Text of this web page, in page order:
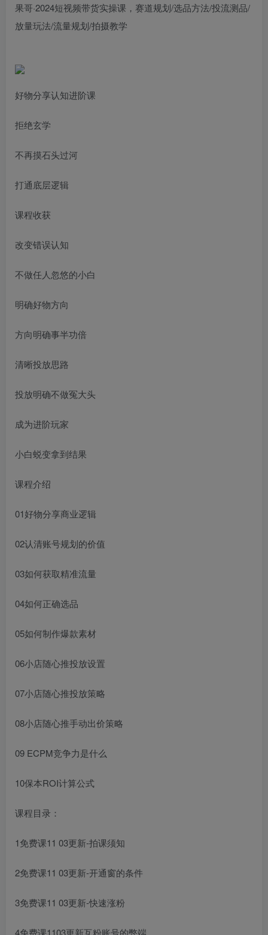
果哥·2024短视频带货实操课，​赛道规划/选品方法/投流测品/
放量玩法/流量规划/拍摄教学
好物分享认知进阶课
拒绝玄学
不再摸石头过河
打通底层逻辑
课程收获
改变错误认知
不做任人忽悠的小白
明确好物方向
方向明确事半功倍
清晰投放思路
投放明确不做冤大头
成为进阶玩家
小白蜕变拿到结果
课程介绍
01好物分享商业逻辑
02认清账号规划的价值
03如何获取精准流量
04如何正确选品
05如何制作爆款素材
06小店随心推投放设置
07小店随心推投放策略
08小店随心推手动出价策略
09 ECPM竞争力是什么
10保本ROI计算公式
课程目录：
1免费课11 03更新-拍课须知
2免费课11 03更新-开通窗的条件
3免费课11 03更新-快速涨粉
4免费课1103更新互粉账号的弊端